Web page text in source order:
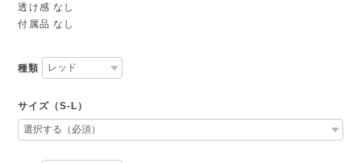
透け感 なし
付属品 なし
種類
サイズ（S-L）